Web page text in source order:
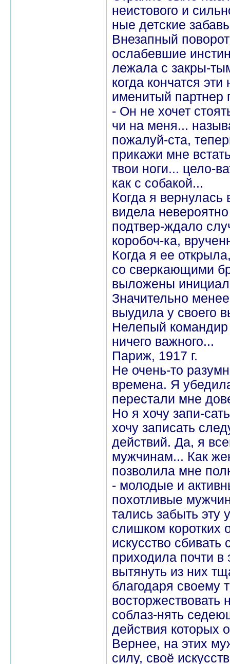
неистового и
ные детские
Внезапный
ослабевшие
лежала с закры-
когда кончатся
именитый партнер
- Он не хочет
чи на меня...
пожалуй-ста,
прикажи мне
твои ноги... цело-
как с собакой...
Когда я вернулась
видела
подтвер-ждало
коробоч-ка,
Когда я ее
со сверкающими
выложены
Значительно
выудила у своего
Нелепый
ничего важного...
Париж, 1917 г.
Не очень-то
времена. Я
перестали мне
Но я хочу запи-
хочу записать
действий. Да, я
мужчинам... Как
позволила мне
- молодые и
похотливые
тались забыть эту
слишком коротких
искусство
приходила почти в
вытянуть из них
благодаря своему
восторжествовать
соблаз-нять
действия которых
Вернее, на этих
силу, своё